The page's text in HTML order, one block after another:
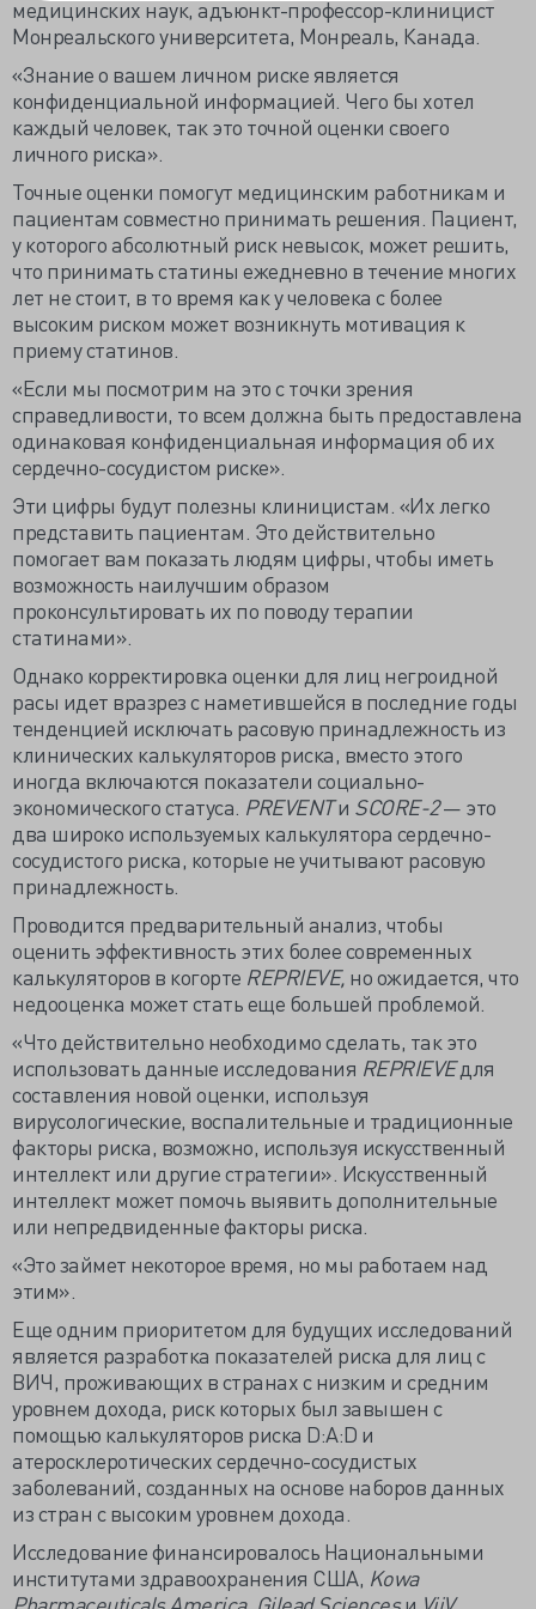
медицинских наук, адъюнкт-профессор-клиницист
Монреальского университета, Монреаль, Канада.
«Знание о вашем личном риске является
конфиденциальной информацией. Чего бы хотел
каждый человек, так это точной оценки своего
личного риска».
Точные оценки помогут медицинским работникам и
пациентам совместно принимать решения. Пациент,
у которого абсолютный риск невысок, может решить,
что принимать статины ежедневно в течение многих
лет не стоит, в то время как у человека с более
высоким риском может возникнуть мотивация к
приему статинов.
«Если мы посмотрим на это с точки зрения
справедливости, то всем должна быть предоставлена
одинаковая конфиденциальная информация об их
сердечно-сосудистом риске».
Эти цифры будут полезны клиницистам. «Их легко
представить пациентам. Это действительно
помогает вам показать людям цифры, чтобы иметь
возможность наилучшим образом
проконсультировать их по поводу терапии
статинами».
Однако корректировка оценки для лиц негроидной
расы идет вразрез с наметившейся в последние годы
тенденцией исключать расовую принадлежность из
клинических калькуляторов риска, вместо этого
иногда включаются показатели социально-
экономического статуса. PREVENTи SCORE-2— это
два широко используемых калькулятора сердечно-
сосудистого риска, которые не учитывают расовую
принадлежность.
Проводится предварительный анализ, чтобы
оценить эффективность этих более современных
калькуляторов в когорте REPRIEVE, но ожидается, что
недооценка может стать еще большей проблемой.
«Что действительно необходимо сделать, так это
использовать данные исследования REPRIEVEдля
составления новой оценки, используя
вирусологические, воспалительные и традиционные
факторы риска, возможно, используя искусственный
интеллект или другие стратегии». Искусственный
интеллект может помочь выявить дополнительные
или непредвиденные факторы риска.
«Это займет некоторое время, но мы работаем над
этим».
Еще одним приоритетом для будущих исследований
является разработка показателей риска для лиц с
ВИЧ, проживающих в странах с низким и средним
уровнем дохода, риск которых был завышен с
помощью калькуляторов риска D:A:D и
атеросклеротических сердечно-сосудистых
заболеваний, созданных на основе наборов данных
из стран с высоким уровнем дохода.
Исследование финансировалось Национальными
институтами здравоохранения США, Kowa